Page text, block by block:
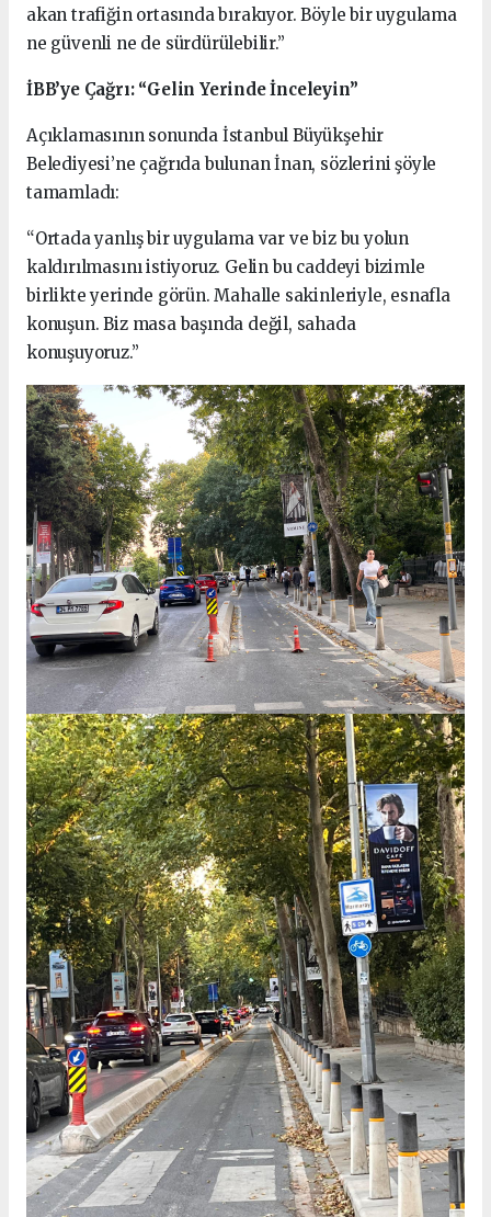
akan trafiğin ortasında bırakıyor. Böyle bir uygulama
ne güvenli ne de sürdürülebilir.”
İBB’ye Çağrı: “Gelin Yerinde İnceleyin”
Açıklamasının sonunda İstanbul Büyükşehir
Belediyesi’ne çağrıda bulunan İnan, sözlerini şöyle
tamamladı:
“Ortada yanlış bir uygulama var ve biz bu yolun
kaldırılmasını istiyoruz. Gelin bu caddeyi bizimle
birlikte yerinde görün. Mahalle sakinleriyle, esnafla
konuşun. Biz masa başında değil, sahada
konuşuyoruz.”